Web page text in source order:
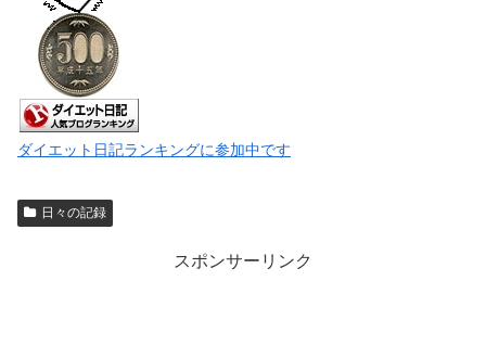
ダイエット日記ランキングに参加中です
日々の記録
スポンサーリンク